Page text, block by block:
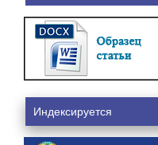
Индексируется